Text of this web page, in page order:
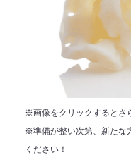
※画像をクリックするとさ
※準備が整い次第、新たな
ください！